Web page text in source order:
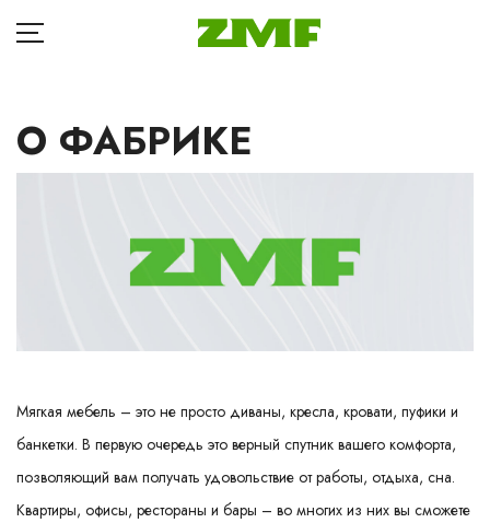
ГЛАВНАЯ
РАССРОЧКА
ГДЕ КУПИТЬ
Ваш город: Минск Гомель Брест Гродно
Могилев
О ФАБРИКЕ
Мягкая мебель – это не просто диваны, кресла, кровати, пуфики и
банкетки. В первую очередь это верный спутник вашего комфорта,
позволяющий вам получать удовольствие от работы, отдыха, сна.
Квартиры, офисы, рестораны и бары – во многих из них вы сможете